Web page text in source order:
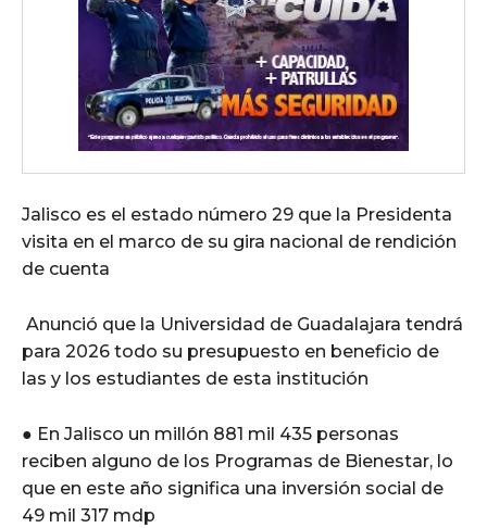
Jalisco es el estado número 29 que la Presidenta
visita en el marco de su gira nacional de rendición
de cuenta
Anunció que la Universidad de Guadalajara tendrá
para 2026 todo su presupuesto en beneficio de
las y los estudiantes de esta institución
● En Jalisco un millón 881 mil 435 personas
reciben alguno de los Programas de Bienestar, lo
que en este año significa una inversión social de
49 mil 317 mdp